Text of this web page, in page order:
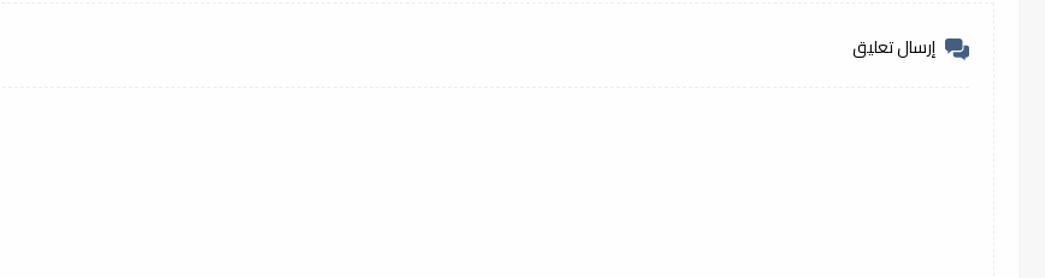
إرسال تعليق